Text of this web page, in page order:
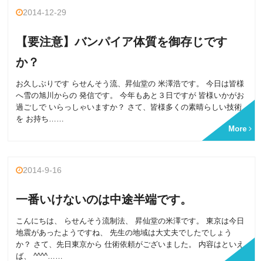
2014-12-29
【要注意】バンパイア体質を御存じです
か？
お久しぶりです らせんそう流、昇仙堂の 米澤浩です。 今日は皆様
へ雪の旭川からの 発信です。 今年もあと３日ですが 皆様いかがお
過ごしで いらっしゃいますか？ さて、皆様多くの素晴らしい技術
を お持ち……
More
2014-9-16
一番いけないのは中途半端です。
こんにちは、 らせんそう流制法、 昇仙堂の米澤です。 東京は今日
地震があったようですね、 先生の地域は大丈夫でしたでしょう
か？ さて、先日東京から 仕術依頼がございました。 内容はといえ
ば、 ^^^^……